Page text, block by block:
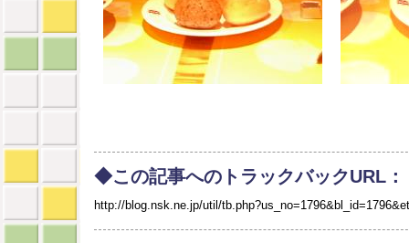
◆この記事へのトラックバックURL：
http://blog.nsk.ne.jp/util/